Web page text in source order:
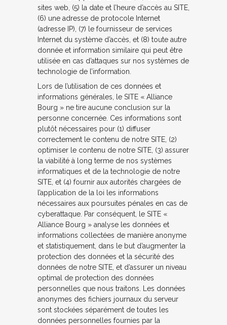
sites web, (5) la date et l’heure d’accès au SITE,
(6) une adresse de protocole Internet
(adresse IP), (7) le fournisseur de services
Internet du système d’accès, et (8) toute autre
donnée et information similaire qui peut être
utilisée en cas d’attaques sur nos systèmes de
technologie de l’information.
Lors de l’utilisation de ces données et
informations générales, le SITE « Alliance
Bourg » ne tire aucune conclusion sur la
personne concernée. Ces informations sont
plutôt nécessaires pour (1) diffuser
correctement le contenu de notre SITE, (2)
optimiser le contenu de notre SITE, (3) assurer
la viabilité à long terme de nos systèmes
informatiques et de la technologie de notre
SITE, et (4) fournir aux autorités chargées de
l’application de la loi les informations
nécessaires aux poursuites pénales en cas de
cyberattaque. Par conséquent, le SITE «
Alliance Bourg » analyse les données et
informations collectées de manière anonyme
et statistiquement, dans le but d’augmenter la
protection des données et la sécurité des
données de notre SITE, et d’assurer un niveau
optimal de protection des données
personnelles que nous traitons. Les données
anonymes des fichiers journaux du serveur
sont stockées séparément de toutes les
données personnelles fournies par la